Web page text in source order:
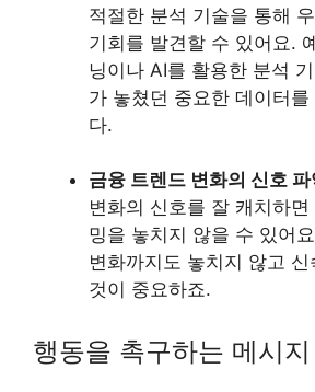
적절한 분석 기술을 통해
기회를 발견할 수 있어요.
닝이나 AI를 활용한 분석
가 놓쳤던 중요한 데이터
다.
금융 트렌드 변화의 신호 파
변화의 신호를 잘 캐치하
밍을 놓치지 않을 수 있어
변화까지도 놓치지 않고
것이 중요하죠.
행동을 촉구하는 메시지